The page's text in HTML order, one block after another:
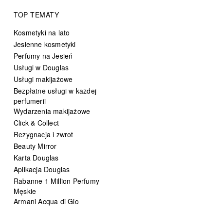
TOP TEMATY
Kosmetyki na lato
Jesienne kosmetyki
Perfumy na Jesień
Usługi w Douglas
Usługi makijażowe
Bezpłatne usługi w każdej
perfumerii
Wydarzenia makijażowe
Click & Collect
Rezygnacja i zwrot
Beauty Mirror
Karta Douglas
Aplikacja Douglas
Rabanne 1 Million Perfumy
Męskie
Armani Acqua di Gio